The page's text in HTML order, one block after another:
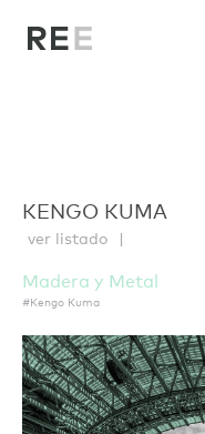
KENGO KUMA
ver listado
Madera y Metal
#Kengo Kuma